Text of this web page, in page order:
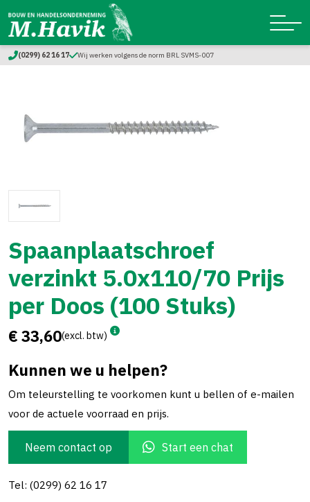
(0299) 62 16 17 Wij werken volgens de norm BRL SVMS-007
Spaanplaatschroef
verzinkt 5.0x110/70 Prijs
per Doos (100 Stuks)
€ 33,60(excl. btw)
Kunnen we u helpen?
Om teleurstelling te voorkomen kunt u bellen of e-mailen
voor de actuele voorraad en prijs.
Neem contact op Start een chat
Tel: (0299) 62 16 17